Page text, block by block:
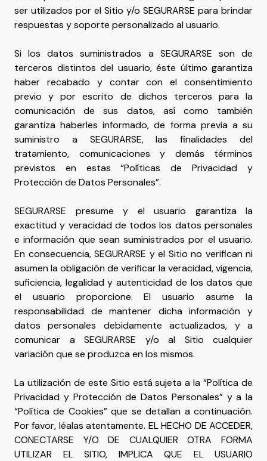
ser utilizados por el Sitio y/o SEGURARSE para brindar
respuestas y soporte personalizado al usuario.
Si los datos suministrados a SEGURARSE son de
terceros distintos del usuario, éste último garantiza
haber recabado y contar con el consentimiento
previo y por escrito de dichos terceros para la
comunicación de sus datos, así como también
garantiza haberles informado, de forma previa a su
suministro a SEGURARSE, las finalidades del
tratamiento, comunicaciones y demás términos
previstos en estas “Políticas de Privacidad y
Protección de Datos Personales”.
SEGURARSE presume y el usuario garantiza la
exactitud y veracidad de todos los datos personales
e información que sean suministrados por el usuario.
En consecuencia, SEGURARSE y el Sitio no verifican ni
asumen la obligación de verificar la veracidad, vigencia,
suficiencia, legalidad y autenticidad de los datos que
el usuario proporcione. El usuario asume la
responsabilidad de mantener dicha información y
datos personales debidamente actualizados, y a
comunicar a SEGURARSE y/o al Sitio cualquier
variación que se produzca en los mismos.
La utilización de este Sitio está sujeta a la “Política de
Privacidad y Protección de Datos Personales” y a la
“Política de Cookies” que se detallan a continuación.
Por favor, léalas atentamente. EL HECHO DE ACCEDER,
CONECTARSE Y/O DE CUALQUIER OTRA FORMA
UTILIZAR EL SITIO, IMPLICA QUE EL USUARIO